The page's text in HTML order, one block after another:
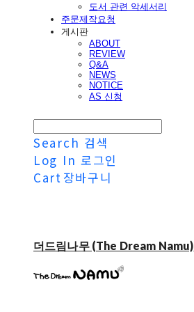
도서 관련 악세서리
주문제작요청
게시판
ABOUT
REVIEW
Q&A
NEWS
NOTICE
AS 신청
Search 검색
Log In 로그인
Cart 장바구니
더드림나무 (The Dream Namu)